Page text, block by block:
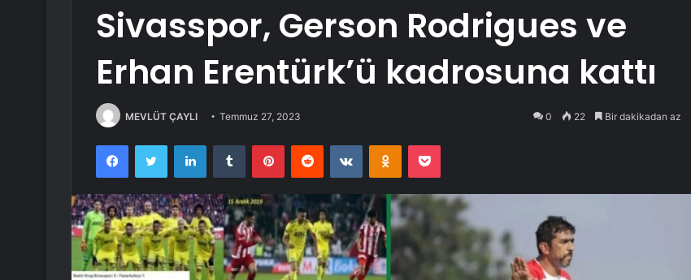
Sivasspor, Gerson Rodrigues ve
Erhan Erentürk’ü kadrosuna kattı
MEVLÜT ÇAYLI Temmuz 27, 2023 0 22 Bir dakikadan az
FacebookTwitter LinkedInTumblr PinterestReddit VKontakteOdnoklassniki
Pocket